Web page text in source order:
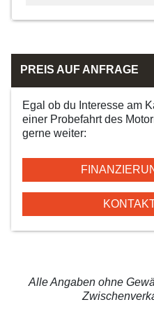
PREIS AUF ANFRAGE
Egal ob du Interesse am
einer Probefahrt des
gerne weiter:
Alle Angaben ohne